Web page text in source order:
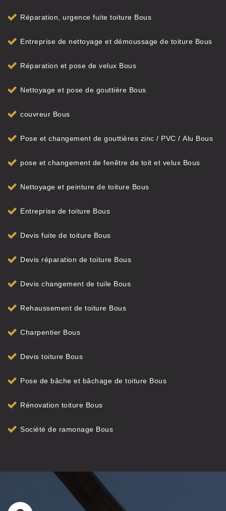
Réparation, urgence fuite toiture Bous
Entreprise de nettoyage et démoussage de toiture Bous
Réparation et pose de velux Bous
Nettoyage et pose de gouttière Bous
couvreur Bous
Pose et changement de gouttières zinc / PVC / Alu Bous
pose et changement de fenêtre de toit et velux Bous
Nettoyage et peinture de toiture Bous
Entreprise de toiture Bous
Devis fuite de toiture Bous
Devis réparation de toiture Bous
Devis changement de tuile Bous
Rehaussement de toiture Bous
Charpentier Bous
Devis toiture Bous
Pose de bâche et bâchage de toiture Bous
Rénovation toiture Bous
Société de ramonage Bous